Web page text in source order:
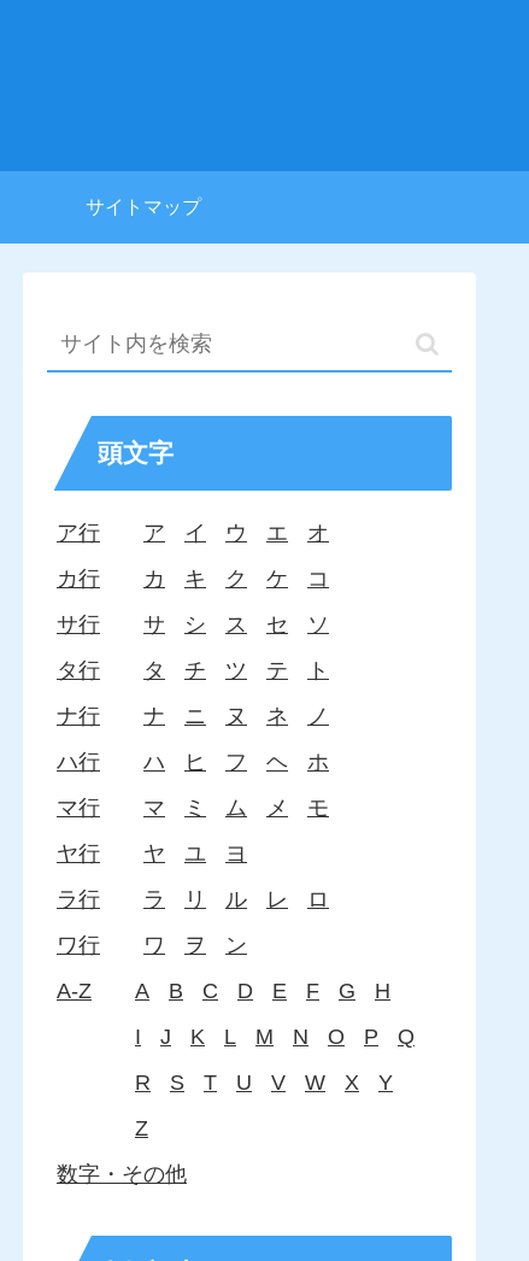
サイトマップ
頭文字
ア行 ア イ ウ エ
オ
カ行
カ キ ク ケ
コ
サ行
サ シ ス セ
ソ
タ行
タ チ ツ テ
ト
ナ行
ナ ニ ヌ ネ
ノ
ハ行
ハ ヒ フ ヘ
ホ
マ行
マ ミ ム メ
モ
ヤ行
ヤ ユ
ヨ
ラ行
ラ リ ル レ
ロ
ワ行
ワ ヲ
ン
A-Z
A B C D E F G
H
I
J K L M N O P
Q
R
S T U V W X
Y
Z
数字・その他